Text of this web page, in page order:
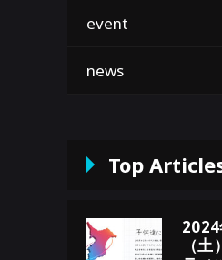
event
news
Top
（